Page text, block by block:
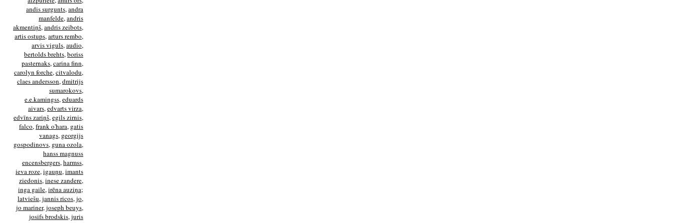
andis surgunts,andra
manfelde,andris
akmentiņš,andris zeibots,
artis ostups,arturs rembo,
arvis viguls,audio,
bertolds brehts,boriss
pasternaks,carina finn,
carolyn forche,citvalodu,
claes andersson,dmitrijs
sumarokovs,
e.e.kamingss,eduards
aivars,edvarts virza,
edvīns zariņš,egils zirnis,
falco,frank o'hara, gatis
vanags, georgijs
gospodinovs, guna ozola,
hanss magnuss
encensbergers,harmss,
ieva roze,igauņu,imants
ziedonis,inese zandere,
inga gaile,irēna auziņa;
latviešu,jannis ricos,jo,
jo mariner,joseph beuys,
josifs brodskis,juris